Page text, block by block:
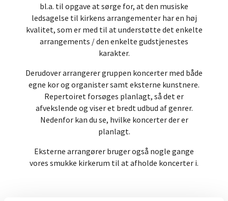
bl.a. til opgave at sørge for, at den musiske
ledsagelse til kirkens arrangementer har en høj
kvalitet, som er med til at understøtte det enkelte
arrangements / den enkelte gudstjenestes
karakter.
Derudover arrangerer gruppen koncerter med både
egne kor og organister samt eksterne kunstnere.
Repertoiret forsøges planlagt, så det er
afvekslende og viser et bredt udbud af genrer.
Nedenfor kan du se, hvilke koncerter der er
planlagt.
Eksterne arrangører bruger også nogle gange
vores smukke kirkerum til at afholde koncerter i.